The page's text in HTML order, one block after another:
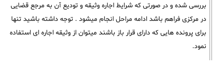
بررسی شده و در صورتی که شرایط اجاره وثیقه و تودیع آن به مرجع قضایی
در مرکزی فراهم باشد ادامه مراحل انجام میشود . توجه داشته باشید تنها
برای پرونده هایی که دارای قرار باز باشند میتوان از وثیقه اجاره ای استفاده
نمود.